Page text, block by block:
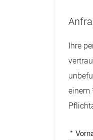
Ihre
einem
*